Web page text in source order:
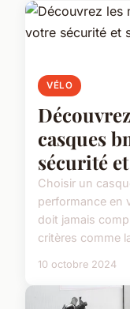
VÉLO
casques
sécurité
Choisir un
performance en
doit jamais
critères comme
10 octobre 2024